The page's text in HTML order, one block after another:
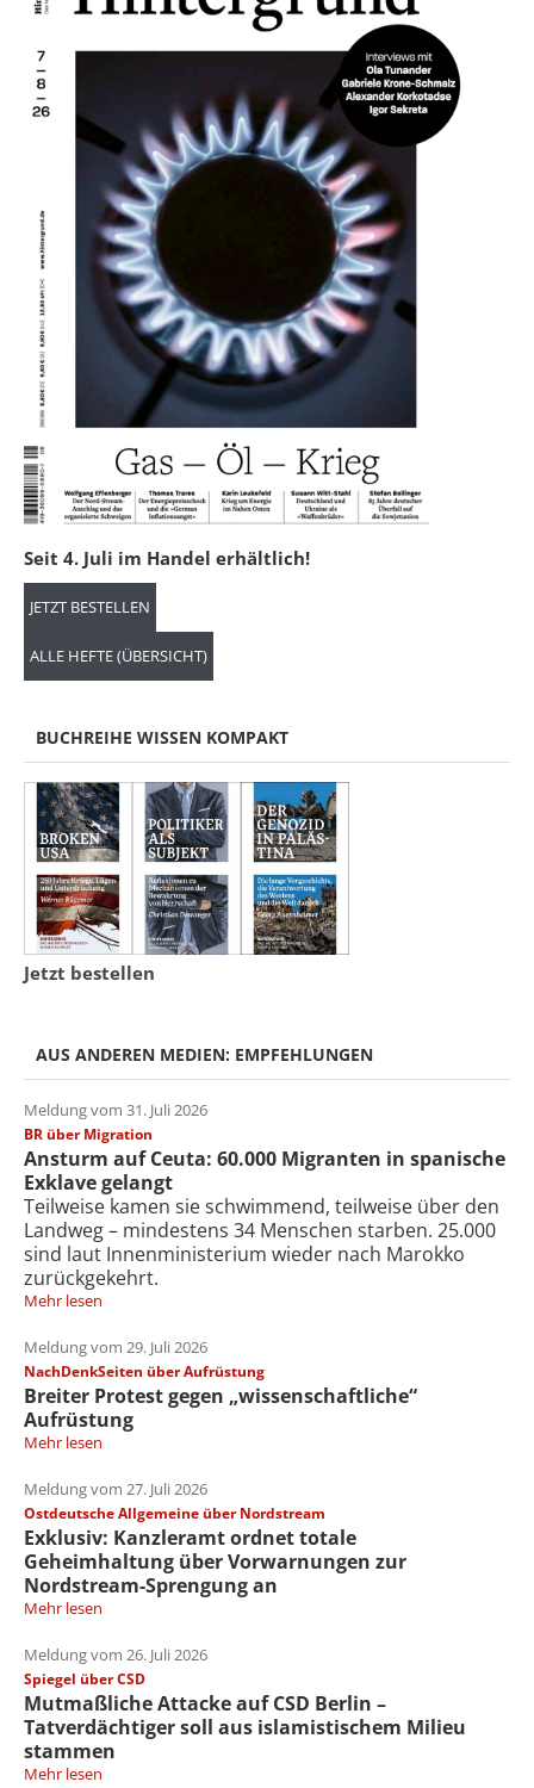
Seit 4. Juli im Handel erhältlich!
JETZT BESTELLEN
ALLE HEFTE (ÜBERSICHT)
BUCHREIHE WISSEN KOMPAKT
Jetzt bestellen
AUS ANDEREN MEDIEN: EMPFEHLUNGEN
Meldung vom 31. Juli 2026
BR über Migration
Ansturm auf Ceuta: 60.000 Migranten in spanische
Exklave gelangt
Teilweise kamen sie schwimmend, teilweise über den
Landweg – mindestens 34 Menschen starben. 25.000
sind laut Innenministerium wieder nach Marokko
zurückgekehrt.
Mehr lesen
Meldung vom 29. Juli 2026
NachDenkSeiten über Aufrüstung
Breiter Protest gegen „wissenschaftliche“
Aufrüstung
Mehr lesen
Meldung vom 27. Juli 2026
Ostdeutsche Allgemeine über Nordstream
Exklusiv: Kanzleramt ordnet totale
Geheimhaltung über Vorwarnungen zur
Nordstream-Sprengung an
Mehr lesen
Meldung vom 26. Juli 2026
Spiegel über CSD
Mutmaßliche Attacke auf CSD Berlin –
Tatverdächtiger soll aus islamistischem Milieu
stammen
Mehr lesen